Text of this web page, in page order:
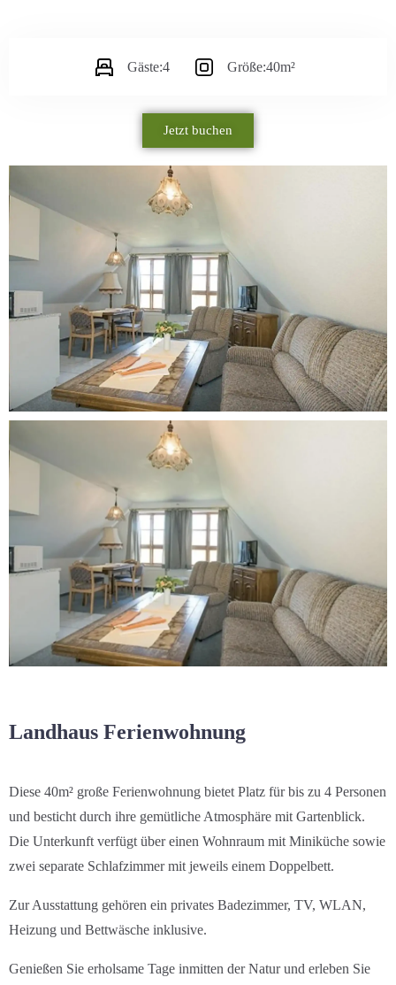
Landhaus Ferienwohnung
Diese 40m² große Ferienwohnung bietet Platz für bis zu 4 Personen
und besticht durch ihre gemütliche Atmosphäre mit Gartenblick.
Die Unterkunft verfügt über einen Wohnraum mit Miniküche sowie
zwei separate Schlafzimmer mit jeweils einem Doppelbett.
Zur Ausstattung gehören ein privates Badezimmer, TV, WLAN,
Heizung und Bettwäsche inklusive.
Genießen Sie erholsame Tage inmitten der Natur und erleben Sie
Gäste:4 Größe:40m²
Jetzt buchen